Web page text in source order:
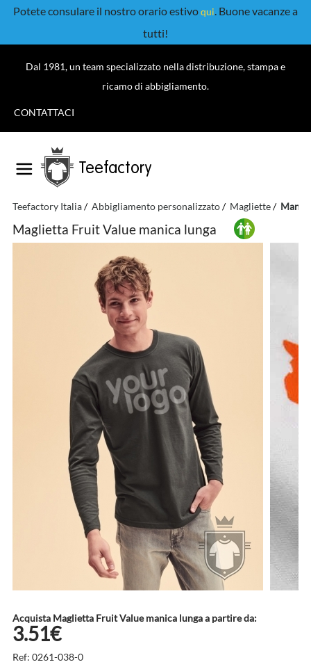
Potete consulare il nostro orario estivoqui. Buone vacanze a
tutti!
Dal 1981, un team specializzato nella distribuzione, stampa e
ricamo di abbigliamento.
CONTATTACI
Teefactory
Teefactory Italia Abbigliamento personalizzato Magliette
Maglietta Fruit Value manica lunga
Acquista Maglietta Fruit Value manica lunga a partire da:
3.51€
Ref: 0261-038-0